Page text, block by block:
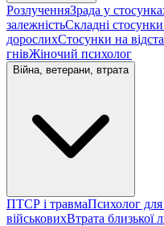
РозлученняЗрада у
залежністьСкладні
дорослихСтосунки на
гнівЖіночий психолог
Війна, ветерани, втрата
ПТСР і травмаПсихолог для
військовихВтрата близької